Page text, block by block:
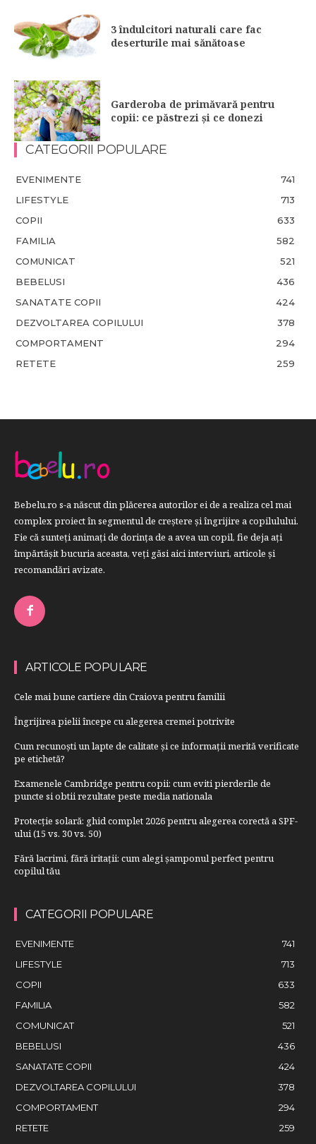
3 îndulcitori naturali care fac
deserturile mai sănătoase
Garderoba de primăvară pentru
copii: ce păstrezi și ce donezi
CATEGORII POPULARE
EVENIMENTE
741
LIFESTYLE
713
COPII
633
FAMILIA
582
COMUNICAT
521
BEBELUSI
436
SANATATE COPII
424
DEZVOLTAREA COPILULUI
378
COMPORTAMENT
294
RETETE
259
Bebelu.ro s-a născut din plăcerea autorilor ei de a realiza cel mai
complex proiect în segmentul de creştere şi îngrijire a copilulului.
Fie că sunteţi animaţi de dorinţa de a avea un copil, fie deja aţi
împărtăşit bucuria aceasta, veți găsi aici interviuri, articole şi
recomandări avizate.
ARTICOLE POPULARE
Cele mai bune cartiere din Craiova pentru familii
Îngrijirea pielii începe cu alegerea cremei potrivite
Cum recunoști un lapte de calitate și ce informații merită verificate
pe etichetă?
Examenele Cambridge pentru copii: cum eviti pierderile de
puncte si obtii rezultate peste media nationala
Protecție solară: ghid complet 2026 pentru alegerea corectă a SPF-
ului (15 vs. 30 vs. 50)
Fără lacrimi, fără iritații: cum alegi șamponul perfect pentru
copilul tău
CATEGORII POPULARE
EVENIMENTE
741
LIFESTYLE
713
COPII
633
FAMILIA
582
COMUNICAT
521
BEBELUSI
436
SANATATE COPII
424
DEZVOLTAREA COPILULUI
378
COMPORTAMENT
294
RETETE
259